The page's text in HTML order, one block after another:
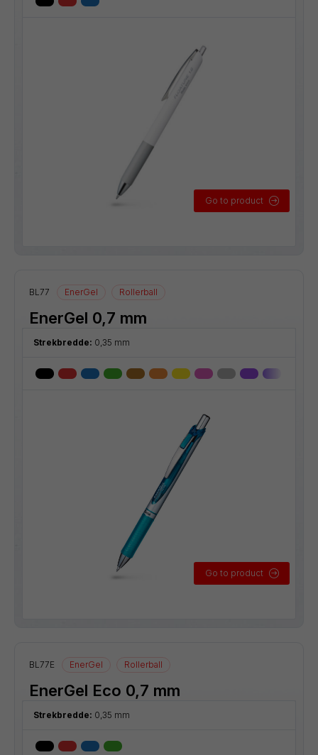
Go to product
BL77 EnerGel Rollerball
EnerGel 0,7 mm
Strekbredde: 0,35 mm
Go to product
BL77E EnerGel Rollerball
EnerGel Eco 0,7 mm
Strekbredde: 0,35 mm